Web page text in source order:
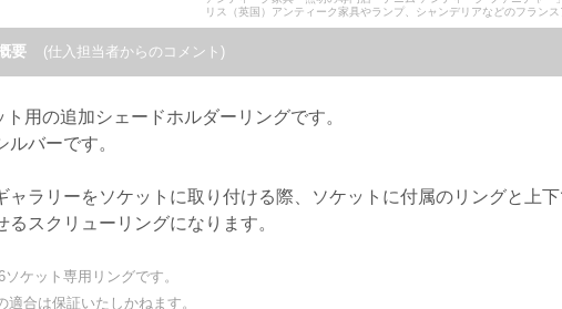
リス（英国）アンティーク家具やランプ、シャンデリアなどのフラン
要 (仕入担当者からのコメント)
用の追加シェードホルダーリングです。
ルバーです。
ャラリーをソケットに取り付ける際、ソケットに付属のリングと上下
るスクリューリングになります。
ケット専用リングです。
合は保証いたしかねます。